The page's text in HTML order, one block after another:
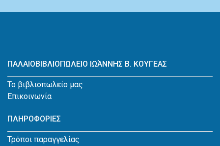
ΠΑΛΑΙΟΒΙΒΛΙΟΠΩΛΕΙΟ ΙΩΆΝΝΗΣ Β. ΚΟΥΓΕΑΣ
Το βιβλιοπωλείο μας
Επικοινωνία
ΠΛΗΡΟΦΟΡΙΕΣ
Τρόποι παραγγελίας